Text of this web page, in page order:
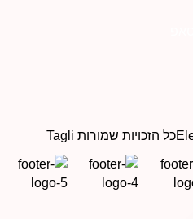
כל הזכויות שמורות Tagli